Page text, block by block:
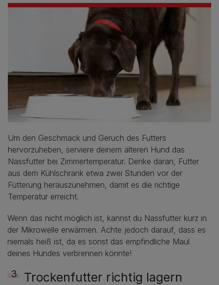
Um den Geschmack und Geruch des Futters
hervorzuheben, serviere deinem älteren Hund das
Nassfutter bei Zimmertemperatur. Denke daran, Futter
aus dem Kühlschrank etwa zwei Stunden vor der
Fütterung herauszunehmen, damit es die richtige
Temperatur erreicht.
Wenn das nicht möglich ist, kannst du Nassfutter kurz in
der Mikrowelle erwärmen. Achte jedoch darauf, dass es
niemals heiß ist, da es sonst das empfindliche Maul
deines Hundes verbrennen könnte!
Trockenfutter richtig lagern